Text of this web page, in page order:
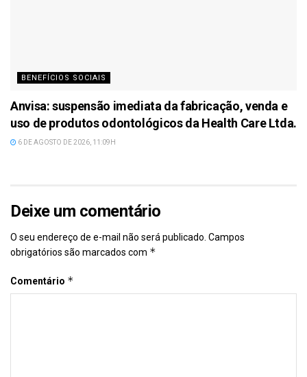
BENEFÍCIOS SOCIAIS
Anvisa: suspensão imediata da fabricação, venda e
uso de produtos odontológicos da Health Care Ltda.
6 DE AGOSTO DE 2026, 11:09H
Deixe um comentário
O seu endereço de e-mail não será publicado. Campos
obrigatórios são marcados com *
Comentário *